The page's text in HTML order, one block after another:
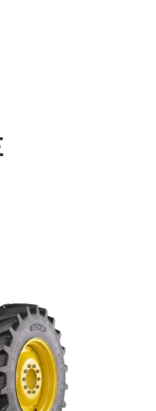
pentru
stabilitate
compatibile și